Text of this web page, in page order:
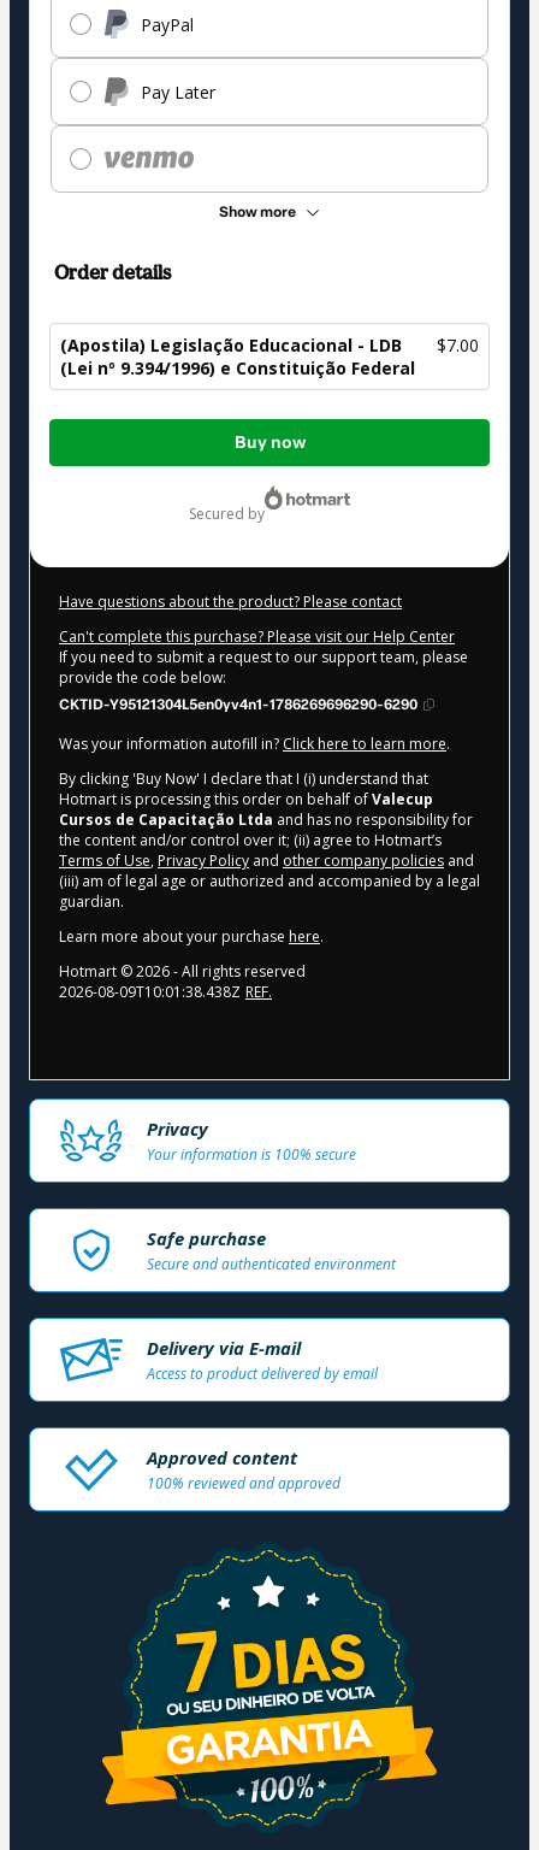
PayPal
Pay Later
Show more
Order details
(Apostila) Legislação Educacional - LDB
(Lei nº 9.394/1996) e Constituição Federal
$7.00
Total
Buy now
secured by
Have questions about the product? Please contact
Can't complete this purchase? Please visit our Help Center
If you need to submit a request to our support team, please
provide the code below:
CKTID-Y95121304L5en0yv4n1-1786269696290-6290
Was your information autofill in? Click here to learn more.
By clicking 'Buy Now' I declare that I (i) understand that
Hotmart is processing this order on behalf ofValecup
Cursos de Capacitação Ltda and has no responsibility for
the content and/or control over it; (ii) agree to Hotmart’s
Terms of Use, Privacy Policy and other company policies and
(iii) am of legal age or authorized and accompanied by a legal
guardian.
Learn more about your purchase here.
Hotmart ©2026- All rights reserved
2026-08-09T10:01:38.438Z REF.
Privacy
Your information is 100% secure
Safe purchase
Secure and authenticated environment
Delivery via E-mail
Access to product delivered by email
Approved content
100% reviewed and approved